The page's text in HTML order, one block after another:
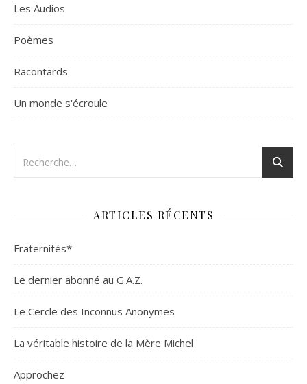
Les Audios
Poèmes
Racontards
Un monde s'écroule
ARTICLES RÉCENTS
Fraternités*
Le dernier abonné au G.A.Z.
Le Cercle des Inconnus Anonymes
La véritable histoire de la Mère Michel
Approchez